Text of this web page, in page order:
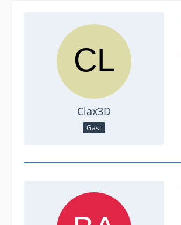
Clax3D
Gast